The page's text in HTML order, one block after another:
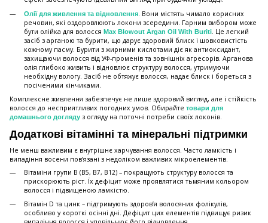
Олії для живлення та відновлення . Вони містять чимало корисних
речовин, які оздоровлюють локони зсередини. Гарним вибором може
бути олійка для волосся Max Blowout Argan Oil With Buriti . Це легкий
засіб з арганою та бурити, що дарує здоровий блиск і шовковистість
кожному пасму. Бурити з жирними кислотами діє як антиоксидант,
захищаючи волосся від УФ-променів та зовнішніх агресорів. Арганова
олія глибоко живить і відновлює структуру волосся, утримуючи
необхідну вологу. Засіб не обтяжує волосся, надає блиск і бореться з
посіченими кінчиками.
Комплексне живлення забезпечує не лише здоровий вигляд, але і стійкість
волосся до несприятливих погодних умов. Обирайте товари для
домашнього догляду з огляду на поточні потреби своїх локонів.
Додаткові вітамінні та мінеральні підтримки
Не менш важливим є внутрішнє харчування волосся. Часто ламкість і
випадіння восени пов’язані з недоліком важливих мікроелементів.
Вітаміни групи B (B5, B7, B12) – покращують структуру волосся та
прискорюють ріст. Їх дефіцит може проявлятися тьмяним кольором
волосся і підвищеною ламкістю.
Вітамін D та цинк – підтримують здоров’я волосяних фолікулів,
особливо у короткі осінні дні. Дефіцит цих елементів підвищує ризик